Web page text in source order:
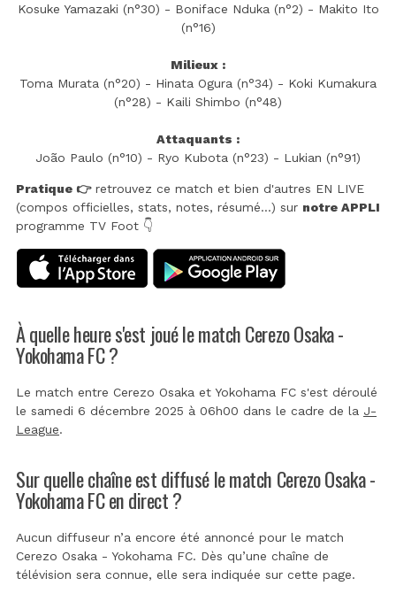
Kosuke Yamazaki (n°30) - Boniface Nduka (n°2) - Makito Ito
(n°16)
Milieux :
Toma Murata (n°20) - Hinata Ogura (n°34) - Koki Kumakura
(n°28) - Kaili Shimbo (n°48)
Attaquants :
João Paulo (n°10) - Ryo Kubota (n°23) - Lukian (n°91)
Pratique 👉retrouvez ce match et bien d'autres EN LIVE
(compos officielles, stats, notes, résumé...) sur notre APPLI
programme TV Foot 👇
À quelle heure s'est joué le match Cerezo Osaka -
Yokohama FC ?
Le match entre Cerezo Osaka et Yokohama FC s'est déroulé
le samedi 6 décembre 2025 à 06h00 dans le cadre de la J-
League.
Sur quelle chaîne est diffusé le match Cerezo Osaka -
Yokohama FC en direct ?
Aucun diffuseur n’a encore été annoncé pour le match
Cerezo Osaka - Yokohama FC. Dès qu’une chaîne de
télévision sera connue, elle sera indiquée sur cette page.